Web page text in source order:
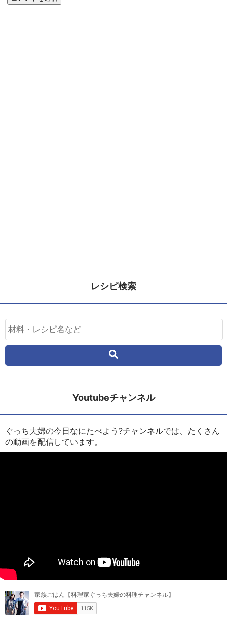
レシピ検索
Youtubeチャンネル
ぐっち夫婦の今日なにたべよう?チャンネルでは、たくさん
の動画を配信しています。